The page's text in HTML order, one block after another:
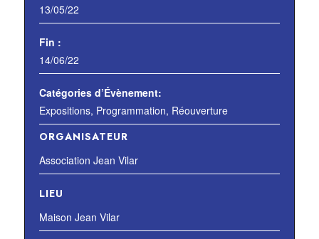
13/05/22
Fin :
14/06/22
Catégories d’Évènement:
Expositions, Programmation, Réouverture
ORGANISATEUR
Association Jean Vilar
LIEU
Maison Jean Vilar